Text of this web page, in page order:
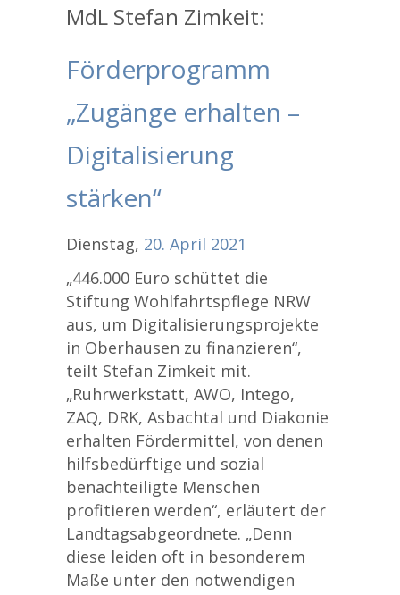
MdL Stefan Zimkeit:
Förderprogramm
„Zugänge erhalten –
Digitalisierung
stärken“
Dienstag, 20. April 2021
„446.000 Euro schüttet die
Stiftung Wohlfahrtspflege NRW
aus, um Digitalisierungsprojekte
in Oberhausen zu finanzieren“,
teilt Stefan Zimkeit mit.
„Ruhrwerkstatt, AWO, Intego,
ZAQ, DRK, Asbachtal und Diakonie
erhalten Fördermittel, von denen
hilfsbedürftige und sozial
benachteiligte Menschen
profitieren werden“, erläutert der
Landtagsabgeordnete. „Denn
diese leiden oft in besonderem
Maße unter den notwendigen